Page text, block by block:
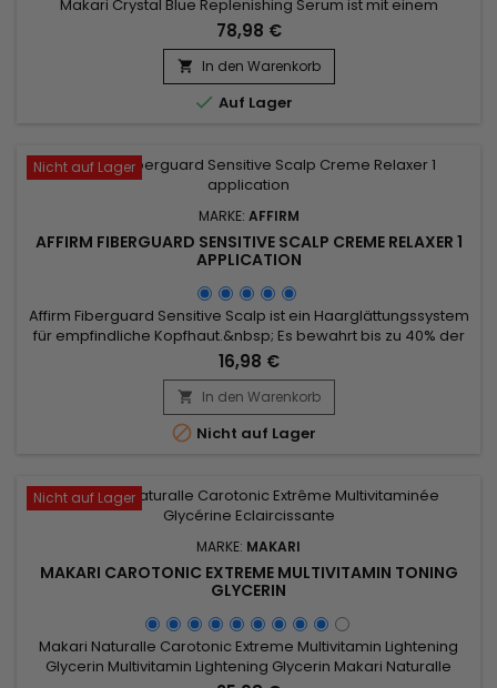
Makari Crystal Blue Replenishing Serum ist mit einem
wirksamen Cocktail aus Antioxidantien, Vitaminen und
Peptiden angereichert und schützt die Haut synergetisch vor
Zeichen der Hautalterung.&nbsp; Diese leichte und
hochwirksame Behandlung versorgt die Haut mit
essentiellen...
78,98 €
 In den Warenkorb
 Auf Lager
Nicht auf Lager
MARKE: AFFIRM
AFFIRM FIBERGUARD SENSITIVE SCALP CREME RELAXER 1
APPLICATION
Affirm Fiberguard Sensitive Scalp ist ein Haarglättungssystem
für empfindliche Kopfhaut.&nbsp; Es bewahrt bis zu 40% der
Stärke des Haares im Vergleich zu herkömmlichen
Relaxern.&nbsp; Formuliert mit einem exklusiven Avlon
Complex (FSC), stärkt es die Haarstruktur beim Glätten,
verleiht dem Haar nach dem Glätten mehr Elastizität und...
16,98 €
 In den Warenkorb
 Nicht auf Lager
Nicht auf Lager
MARKE: MAKARI
MAKARI CAROTONIC EXTREME MULTIVITAMIN TONING
GLYCERIN
Makari Naturalle Carotonic Extreme Multivitamin Lightening
Glycerin Multivitamin Lightening Glycerin Makari Naturalle